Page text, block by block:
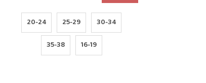
20-24 25-29 30-34
35-38 16-19